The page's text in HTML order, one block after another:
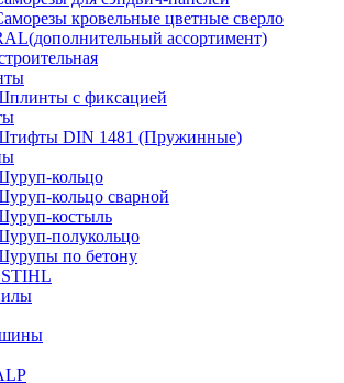
кровельные цветные сверло
ассортимент)
с фиксацией
DIN 1481 (Пружинные)
кольцо
кольцо сварной
костыль
полукольцо
по бетону